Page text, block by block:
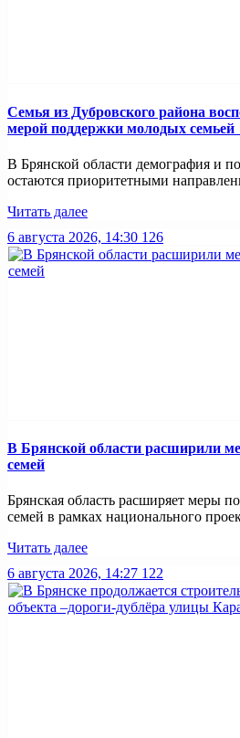
Семья из Дубровского района
мерой поддержки молодых семьей
В Брянской области демография и
остаются приоритетными
Читать далее
6 августа 2026, 14:30 126
В Брянской области расширили
семей
Брянская область расширяет меры
семей в рамках национального
Читать далее
6 августа 2026, 14:27 122